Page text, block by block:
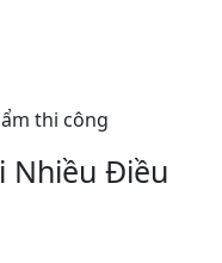
thi công
Nhiều Điều